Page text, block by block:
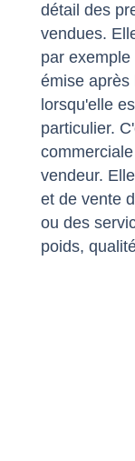
détail des
vendues.
par
émise après
lorsqu'elle
particulier.
vendeur.
et de vente
ou des
poids,